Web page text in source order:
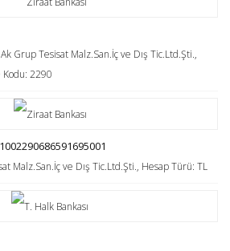
Grup Tesisat Malz.San.İç ve Dış Tic.Ltd.Şti.,
Kodu: 2290
Malz.San.İç ve Dış Tic.Ltd.Şti., Hesap Türü: TL